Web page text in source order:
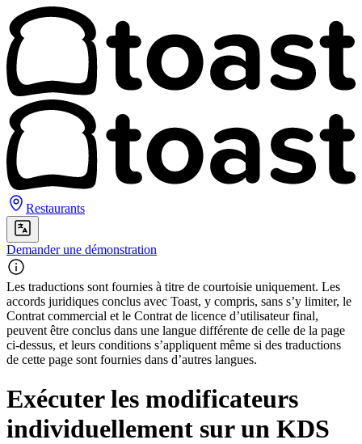
Restaurants
Demander une démonstration
Les traductions sont fournies à titre de courtoisie uniquement. Les
accords juridiques conclus avec Toast, y compris, sans s’y limiter, le
Contrat commercial et le Contrat de licence d’utilisateur final,
peuvent être conclus dans une langue différente de celle de la page
ci-dessus, et leurs conditions s’appliquent même si des traductions
de cette page sont fournies dans d’autres langues.
Exécuter les modificateurs
individuellement sur un KDS